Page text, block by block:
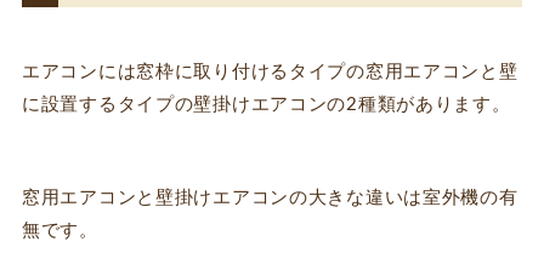
エアコンには窓枠に取り付けるタイプの窓用エアコンと壁
に設置するタイプの壁掛けエアコンの2種類があります。
窓用エアコンと壁掛けエアコンの大きな違いは室外機の有
無です。